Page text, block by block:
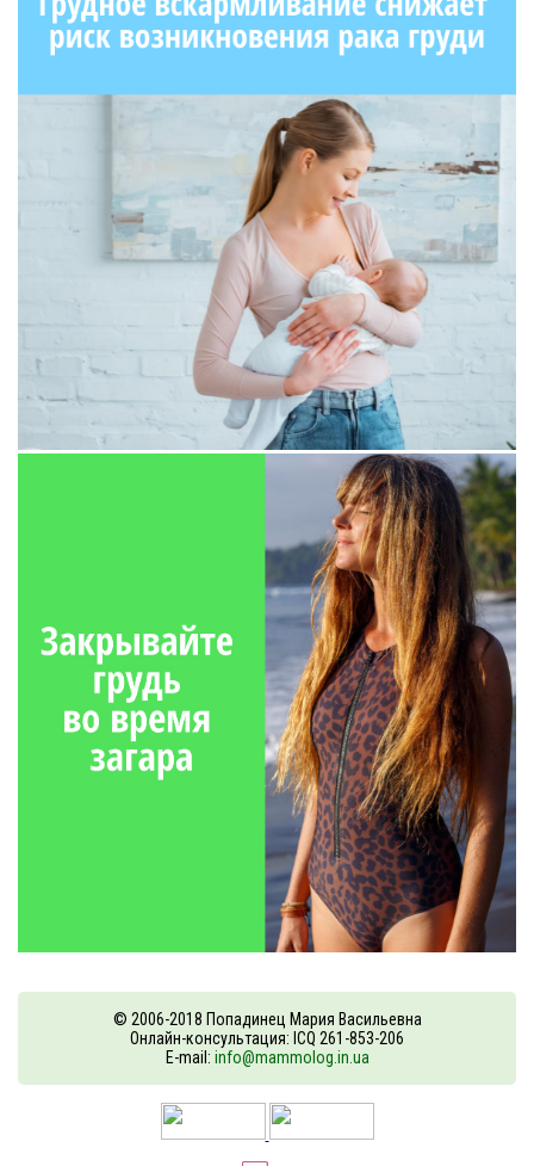
© 2006-2018 Попадинец Мария Васильевна
Онлайн-консультация: ICQ 261-853-206
E-mail: info@mammolog.in.ua